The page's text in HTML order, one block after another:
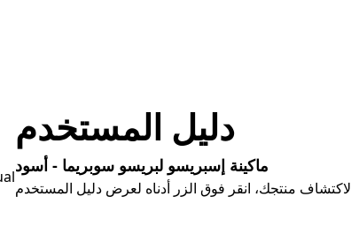
دلیل المستخدم
ماكينة إسبريسو لبريسو سوبريما - أسود
لاكتشاف منتجك، انقر فوق الزر أدناه لعرض دليل المستخدم